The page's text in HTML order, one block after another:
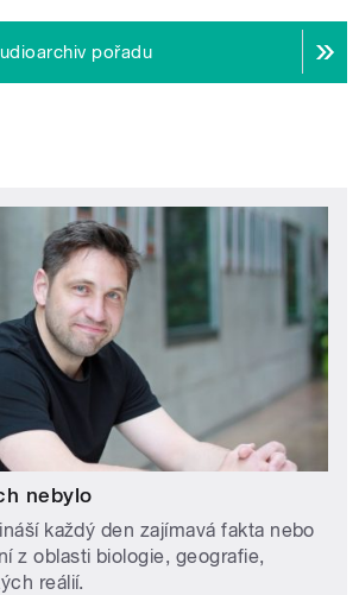
pořadu
nebylo
každý den zajímavá fakta nebo
z oblasti biologie, geografie,
reálií.